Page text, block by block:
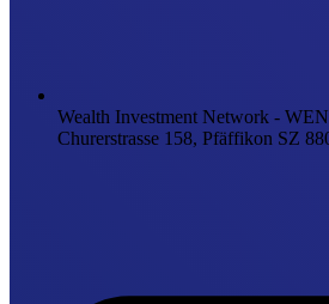
Wealth Investment Network -
Churerstrasse 158, Pfäffikon SZ